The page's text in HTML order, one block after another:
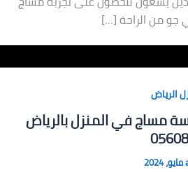
جو من الراحة […]
الرياض
مساج في المنزل بالرياض